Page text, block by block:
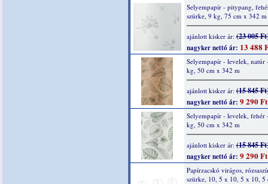
Selyempapír - pitypang,
szürke, 9 kg, 75 cm x 342 m
ajánlott kisker ár:(23 005
nagyker nettó ár: 13 488
Selyempapír - levelek, natúr
kg, 50 cm x 342 m
ajánlott kisker ár:(15 845
nagyker nettó ár: 9 290 Ft
Selyempapír - levelek, fehér
kg, 50 cm x 342 m
ajánlott kisker ár:(15 845
nagyker nettó ár: 9 290 Ft
Papírzacskó virágos,
szürke, 10, 5 x 10, 5 x 10, 5